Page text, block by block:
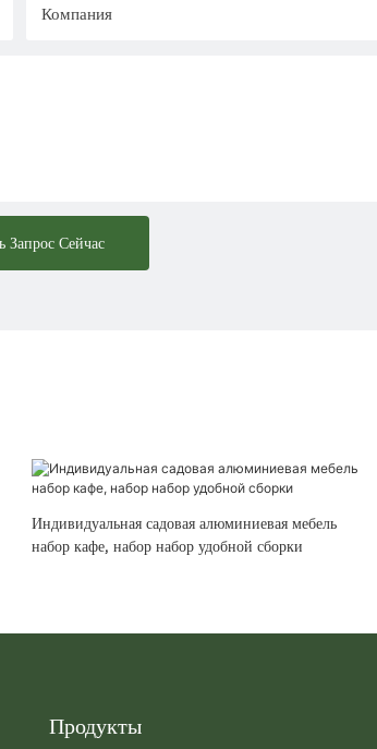
Компания
Запрос Сейчас
Индивидуальная садовая алюминиевая мебель
набор кафе, набор набор удобной сборки
Продукты